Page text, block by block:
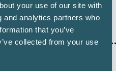
your use of our site with
and analytics partners who
that you’ve
collected from your use